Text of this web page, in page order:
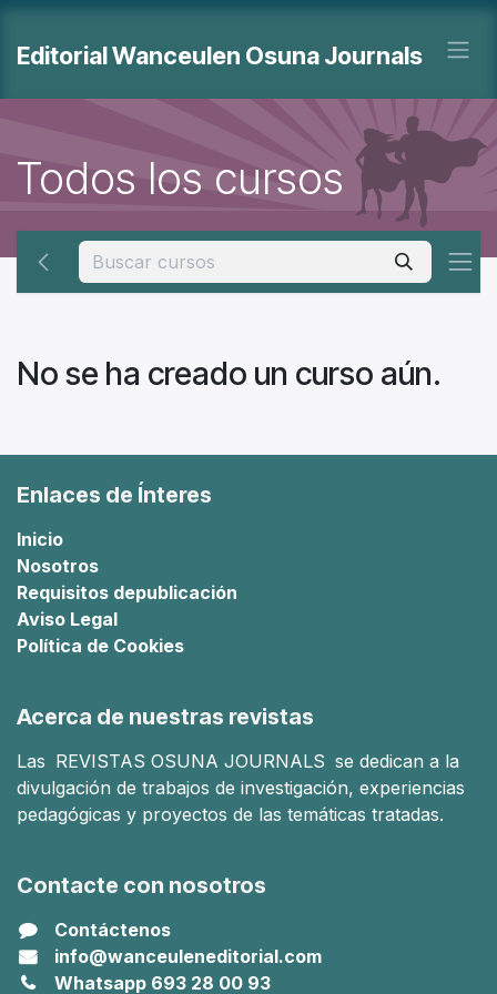
Ir al contenido
Editorial Wanceulen Osuna Journals
Todos los cursos
No se ha creado un curso aún.
Enlaces de Ínteres
Inicio
Nosotros
Requisitos depublicación
Aviso Legal
Política de Cookies
Acerca de nuestras revistas
Las REVISTAS OSUNA JOURNALS se dedican a la
divulgación de trabajos de investigación, experiencias
pedagógicas y proyectos de las temáticas tratadas.
Contacte con nosotros
Contáctenos
info@wanceuleneditorial.com
Whatsapp 693 28 00 93